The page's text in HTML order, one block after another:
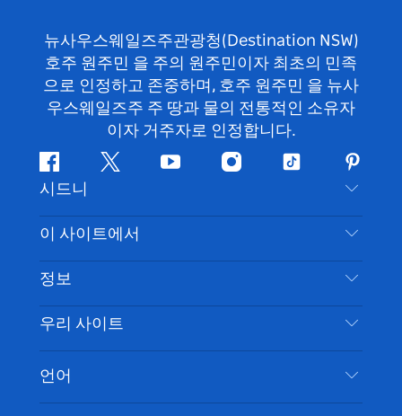
뉴사우스웨일즈주관광청(Destination NSW)
호주 원주민 을 주의 원주민이자 최초의 민족
으로 인정하고 존중하며, 호주 원주민 을 뉴사
우스웨일즈주 주 땅과 물의 전통적인 소유자
이자 거주자로 인정합니다.
페
이
스
북
지
귀
다
유
브
인
타
램
틱
핀
터
레
스
트
시드니
문의하기
부인 성명
쿠키 고지
이 사이트에서
목적지
할 일
이벤트
숙소
정보
여행 정보
시드니 접근성
귀하의 사업을 등록하세요
우리 사이트
언어